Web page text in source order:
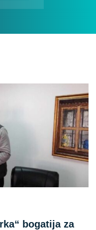
bogatija za